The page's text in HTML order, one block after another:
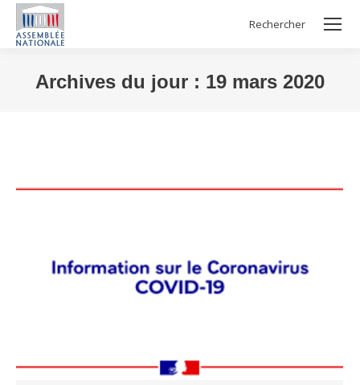
Search:
Rechercher
Archives du jour : 19 mars 2020